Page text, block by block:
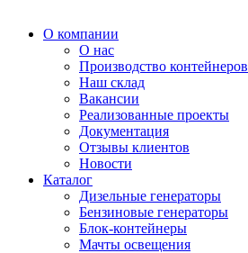
О компании
О нас
Производство контейнеров
Наш склад
Вакансии
Реализованные проекты
Документация
Отзывы клиентов
Новости
Каталог
Дизельные генераторы
Бензиновые генераторы
Блок-контейнеры
Мачты освещения